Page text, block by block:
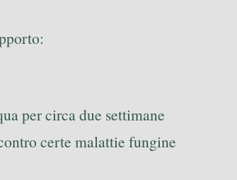
per circa due settimane
certe malattie fungine